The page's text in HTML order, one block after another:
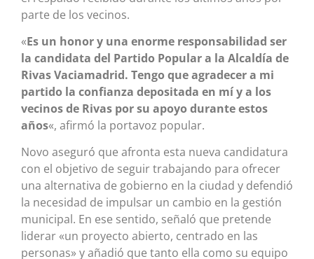
parte de los vecinos.
«Es un honor y una enorme responsabilidad ser
la candidata del Partido Popular a la Alcaldía de
Rivas Vaciamadrid. Tengo que agradecer a mi
partido la confianza depositada en mí y a los
vecinos de Rivas por su apoyo durante estos
años«, afirmó la portavoz popular.
Novo aseguró que afronta esta nueva candidatura
con el objetivo de seguir trabajando para ofrecer
una alternativa de gobierno en la ciudad y defendió
la necesidad de impulsar un cambio en la gestión
municipal. En ese sentido, señaló que pretende
liderar «un proyecto abierto, centrado en las
personas» y añadió que tanto ella como su equipo